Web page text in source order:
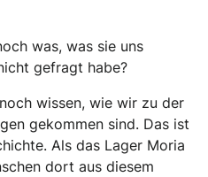
was, was sie uns
gefragt habe?
wissen, wie wir zu der
gekommen sind. Das ist
Als das Lager Moria
dort aus diesem